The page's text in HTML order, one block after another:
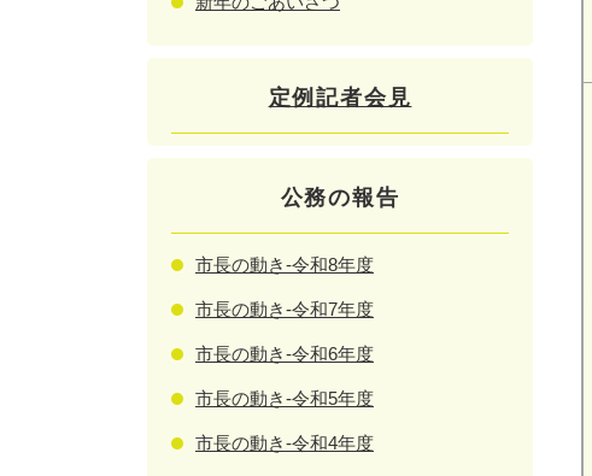
定例記者会見
公務の報告
市長の動き-令和8年度
市長の動き-令和7年度
市長の動き-令和6年度
市長の動き-令和5年度
市長の動き-令和4年度